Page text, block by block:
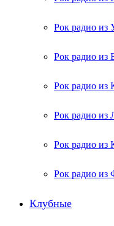
Рок радио из
Рок радио из
Рок радио из
Рок радио из
Рок радио из
Рок радио из
Клубные